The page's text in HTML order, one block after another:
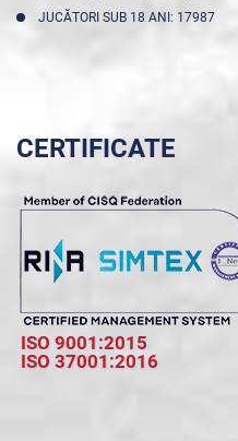
JUCĂTORI SUB 18 ANI: 17987
CERTIFICATE
ISO 9001:2015
ISO 37001:2016